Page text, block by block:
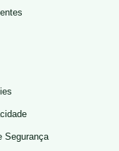
Segurança